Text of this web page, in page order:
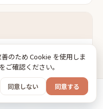
のため Cookie を使用しま
をご確認ください。
同意しない 同意する